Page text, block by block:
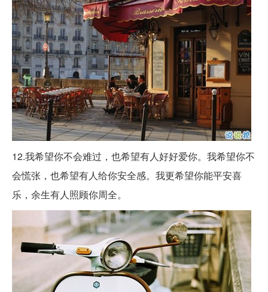
12.我希望你不会难过，也希望有人好好爱你。我希望你不
会慌张，也希望有人给你安全感。我更希望你能平安喜
乐，余生有人照顾你周全。 ​​​​